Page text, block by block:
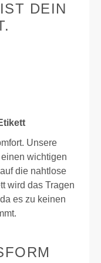
DEIN
Unsere
wichtigen
die nahtlose
wird das Tragen
es zu keinen